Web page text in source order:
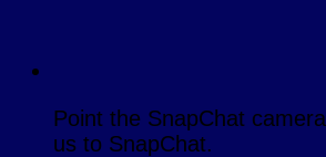
Point the SnapChat
us to SnapChat.